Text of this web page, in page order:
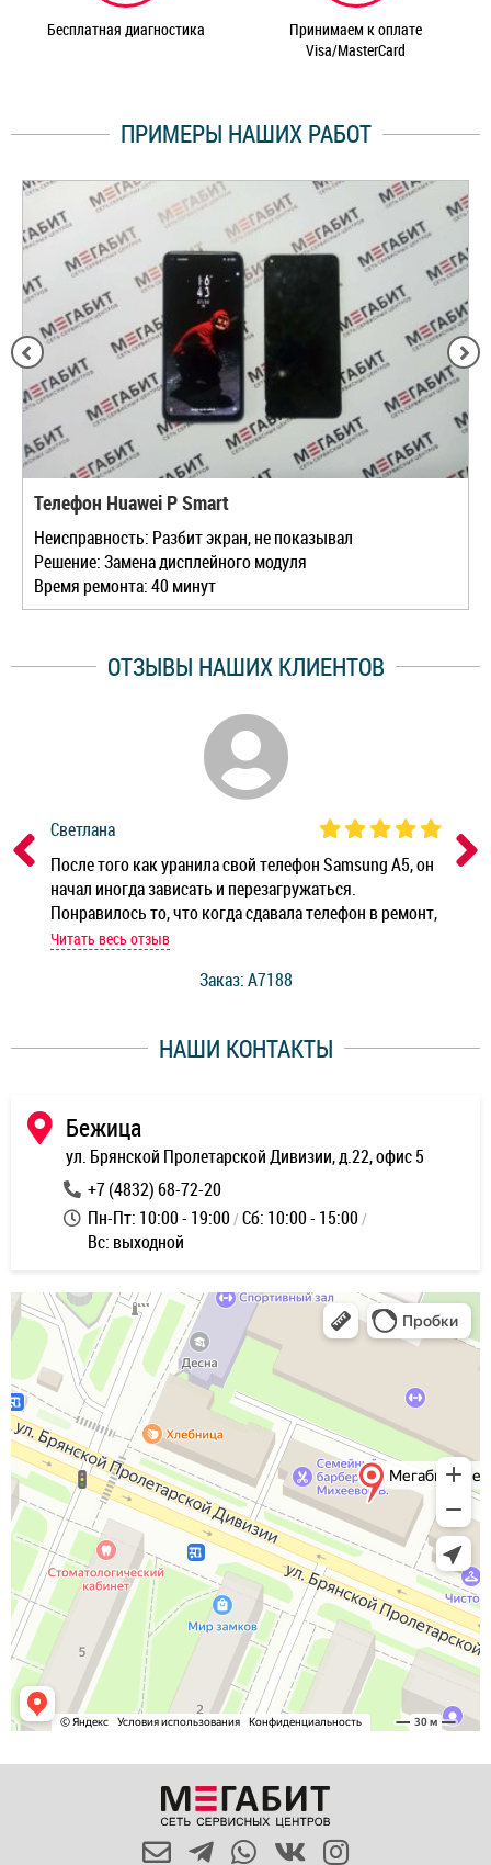
Бесплатная диагностика
Принимаем к оплате
Visa/MasterCard
ПРИМЕРЫ НАШИХ РАБОТ
Телефон Huawei P Smart
Неисправность: Разбит экран, не показывал
Решение: Замена дисплейного модуля
Время ремонта: 40 минут
ОТЗЫВЫ НАШИХ КЛИЕНТОВ
Светлана
После того как уранила свой телефон Samsung A5, он
начал иногда зависать и перезагружаться.
Понравилось то, что когда сдавала телефон в ремонт,
мастер при мне сделал быструю диагностику и сказал
работы и оперативность!
Читать весь отзыв
Заказ: A7188
НАШИ КОНТАКТЫ
Бежица
ул. Брянской Пролетарской Дивизии, д.22, офис 5
+7 (4832) 68-72-20
Пн-Пт: 10:00 - 19:00 Сб: 10:00 - 15:00
Вс: выходной